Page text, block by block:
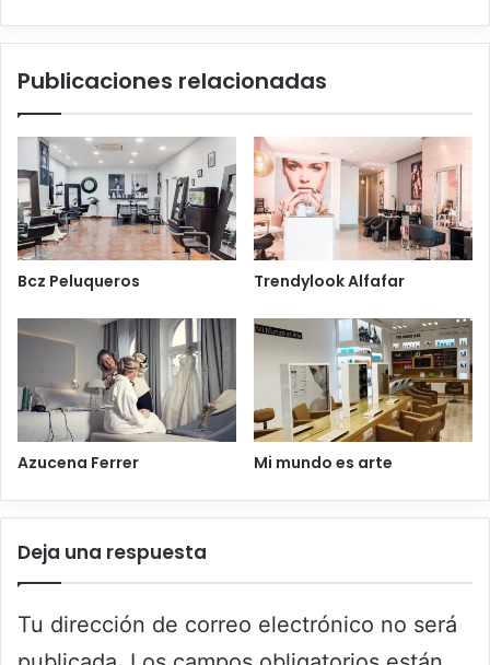
Publicaciones relacionadas
Bcz Peluqueros Trendylook Alfafar
Azucena Ferrer Mi mundo es arte
Deja una respuesta
Tu dirección de correo electrónico no será